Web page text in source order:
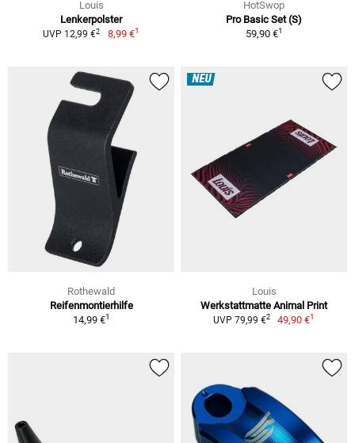
Louis
Lenkerpolster
UVP 12,99 €2 8,99 €1
HotSwop
Pro Basic Set (S)
59,90 €1
Rothewald
Reifenmontierhilfe
14,99 €1
NEU
Louis
Werkstattmatte Animal Print
UVP 79,99 €2 49,90 €1